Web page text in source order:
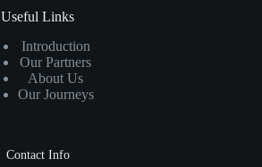
Useful Links
Introduction
Our Partners
About Us
Our Journeys
Contact Info